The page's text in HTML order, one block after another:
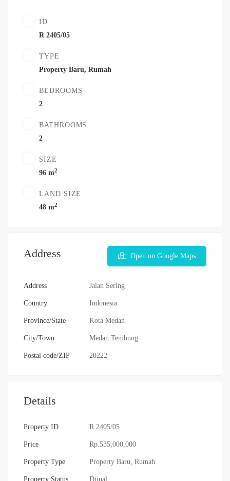
ID
R 2405/05
TYPE
Property Baru, Rumah
BEDROOMS
2
BATHROOMS
2
SIZE
96 m2
LAND SIZE
48 m2
Address Open on Google Maps
Address Jalan Sering
Country Indonesia
Province/State Kota Medan
City/Town Medan Tembung
Postal code/ZIP 20222
Details
Property ID R 2405/05
Price Rp.535,000,000
Property Type Property Baru, Rumah
Property Status Dijual